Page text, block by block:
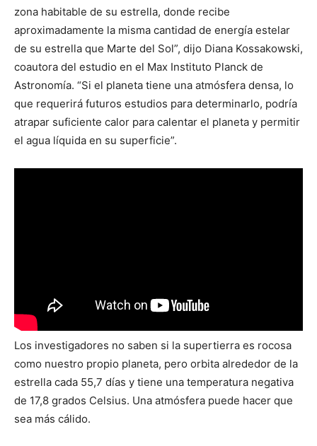
zona habitable de su estrella, donde recibe
aproximadamente la misma cantidad de energía estelar
de su estrella que Marte del Sol”, dijo Diana Kossakowski,
coautora del estudio en el Max Instituto Planck de
Astronomía. “Si el planeta tiene una atmósfera densa, lo
que requerirá futuros estudios para determinarlo, podría
atrapar suficiente calor para calentar el planeta y permitir
el agua líquida en su superficie”.
Los investigadores no saben si la supertierra es rocosa
como nuestro propio planeta, pero orbita alrededor de la
estrella cada 55,7 días y tiene una temperatura negativa
de 17,8 grados Celsius. Una atmósfera puede hacer que
sea más cálido.